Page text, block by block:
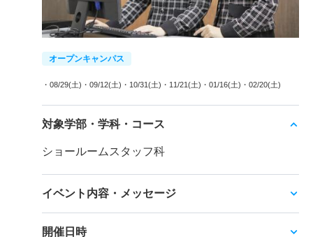
オープンキャンパス
・08/29(土) ・09/12(土) ・10/31(土) ・11/21(土) ・01/16(土) ・02/20(土)
対象学部・学科・コース
ショールームスタッフ科
イベント内容・メッセージ
開催日時